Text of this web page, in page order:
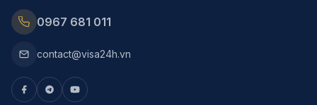
0967 681 011
contact@visa24h.vn